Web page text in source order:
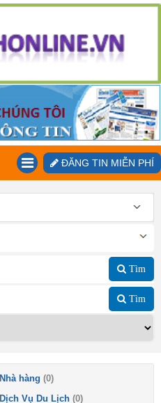
ĐĂNG TIN MIỄN PHÍ
Tìm
Tìm
Nhà hàng (0)
Dịch Vụ Du Lịch (0)